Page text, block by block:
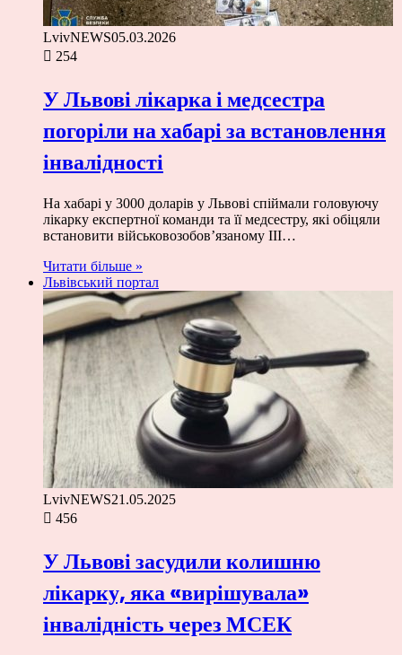
LvivNEWS05.03.2026
254
У Львові лікарка і медсестра
погоріли на хабарі за встановлення
інвалідності
На хабарі у 3000 доларів у Львові спіймали головуючу
лікарку експертної команди та її медсестру, які обіцяли
встановити військовозобов’язаному ІІІ…
Читати більше »
Львівський портал
LvivNEWS21.05.2025
456
У Львові засудили колишню
лікарку, яка «вирішувала»
інвалідність через МСЕК